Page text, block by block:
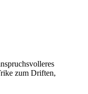
zum Driften,